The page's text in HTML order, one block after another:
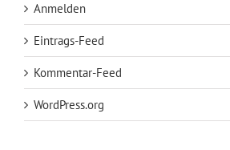
Anmelden
Eintrags-Feed
Kommentar-Feed
WordPress.org